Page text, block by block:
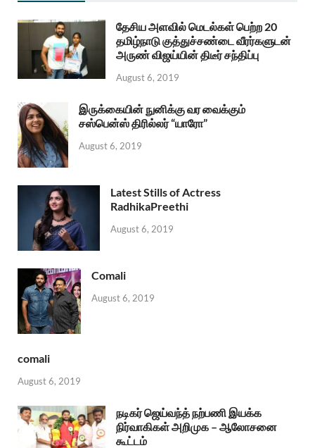
தேசிய அளவில் மெடல்கள் பெற்ற 20
தமிழ்நாடு குத்துச்சண்டை வீரர்களுடன்
அருண் விஜய்யின் திடீர் சந்திப்பு
August 6, 2019
இருக்கையின் நுனிக்கு வர வைக்கும்
சஸ்பென்ஸ் திரில்லர் “யாரோ”
August 6, 2019
Latest Stills of Actress
RadhikaPreethi
August 6, 2019
Comali
August 6, 2019
comali
August 6, 2019
நடிகர் ஜெய்வந்த் நற்பணி இயக்க
நிர்வாகிகள் அறிமுக – ஆலோசனை
கூட்டம்